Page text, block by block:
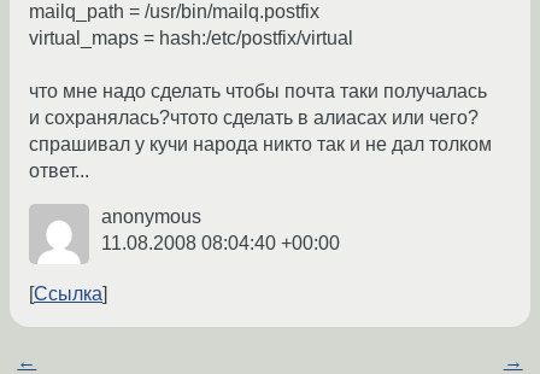
mailq_path = /usr/bin/mailq.postfix
virtual_maps = hash:/etc/postfix/virtual
что мне надо сделать чтобы почта таки получалась
и сохранялась?чтото сделать в алиасах или чего?
спрашивал у кучи народа никто так и не дал толком
ответ...
anonymous
11.08.2008 08:04:40 +00:00
Ссылка
← →